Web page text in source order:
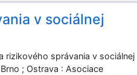
v sociálnej
rizikového správania v sociálnej
; Ostrava : Asociace